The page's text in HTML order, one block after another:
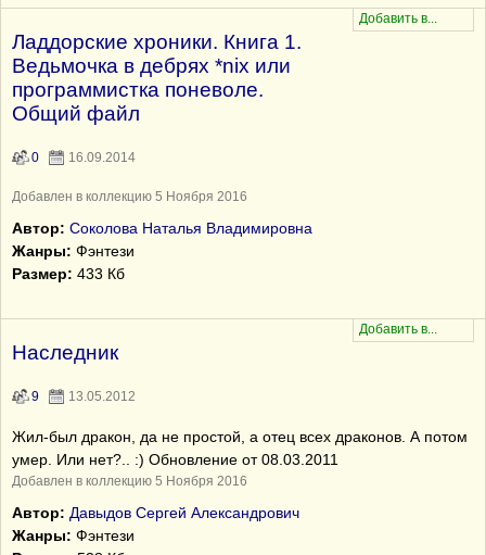
Ладдорские хроники. Книга 1.
Ведьмочка в дебрях *nix или
программистка поневоле.
Общий файл
0 16.09.2014
Добавлен в коллекцию 5 Ноября 2016
Автор: Соколова Наталья Владимировна
Жанры: Фэнтези
Размер: 433 Кб
Наследник
9 13.05.2012
Жил-был дракон, да не простой, а отец всех драконов. А потом
умер. Или нет?.. :) Обновление от 08.03.2011
Добавлен в коллекцию 5 Ноября 2016
Автор: Давыдов Сергей Александрович
Жанры: Фэнтези